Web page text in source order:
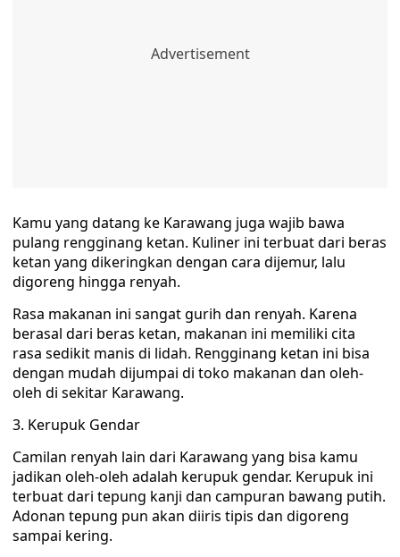
Kamu yang datang ke Karawang juga wajib bawa
pulang rengginang ketan. Kuliner ini terbuat dari beras
ketan yang dikeringkan dengan cara dijemur, lalu
digoreng hingga renyah.
Rasa makanan ini sangat gurih dan renyah. Karena
berasal dari beras ketan, makanan ini memiliki cita
rasa sedikit manis di lidah. Rengginang ketan ini bisa
dengan mudah dijumpai di toko makanan dan oleh-
oleh di sekitar Karawang.
3. Kerupuk Gendar
Camilan renyah lain dari Karawang yang bisa kamu
jadikan oleh-oleh adalah kerupuk gendar. Kerupuk ini
terbuat dari tepung kanji dan campuran bawang putih.
Adonan tepung pun akan diiris tipis dan digoreng
sampai kering.